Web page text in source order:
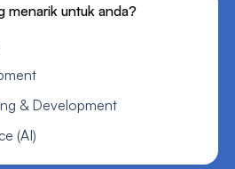
menarik untuk anda?
& Development
(AI)